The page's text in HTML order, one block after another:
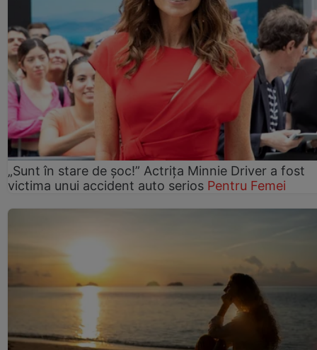
„Sunt în stare de șoc!” Actrița Minnie Driver a fost
victima unui accident auto serios Pentru Femei